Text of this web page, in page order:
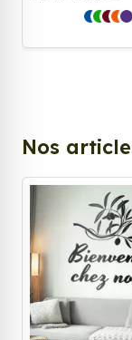
Nos